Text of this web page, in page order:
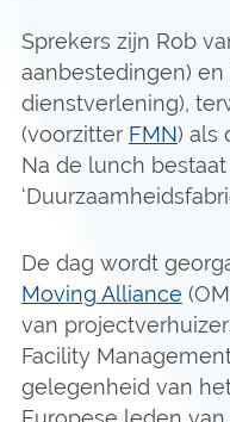
Sprekers zijn Rob
aanbestedingen)
dienstverlening),
(voorzitter FMN) als
Na de lunch
De dag wordt
Moving Alliance
van
Facility
gelegenheid van